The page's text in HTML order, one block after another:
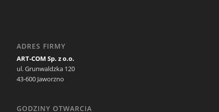
ADRES FIRMY
ART-COM Sp. z o.o.
ul. Grunwaldzka 120
43-600 Jaworzno
GODZINY OTWARCIA